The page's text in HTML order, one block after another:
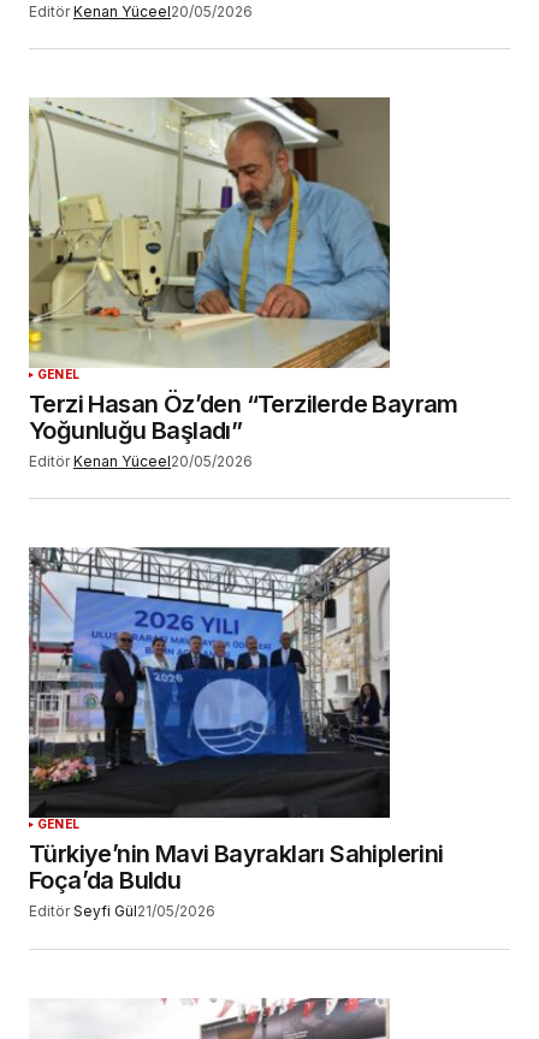
Editör Kenan Yüceel20/05/2026
GENEL
Terzi Hasan Öz’den “Terzilerde Bayram
Yoğunluğu Başladı”
Editör Kenan Yüceel20/05/2026
GENEL
Türkiye’nin Mavi Bayrakları Sahiplerini
Foça’da Buldu
Editör Seyfi Gül21/05/2026